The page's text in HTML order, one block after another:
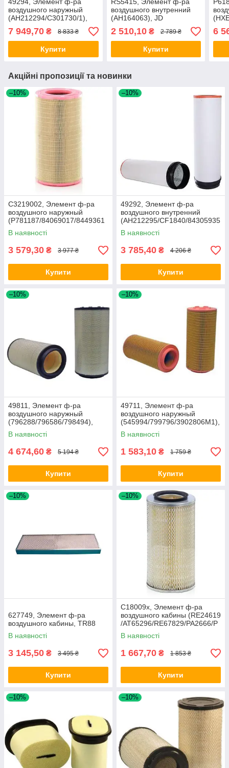
49294, Элемент ф-ра
воздушного наружный
(AH212294/C301730/1),
JD9760/9880, Torum 740
7 949,70 ₴ 8 833 ₴
Купити
RS5415, Элемент ф-ра
воздушного внутренний
(AH164063), JD
T550/660/670, 9650-9760
2 510,10₴ 2 789 ₴
Купити
6
Акційні пропозиції та новинки
–10%
C3219002, Элемент ф-ра
воздушного наружный
(P781187/84069017/8449361
2), MF7278/CX8080
В наявності
3 579,30 ₴ 3 977 ₴
Купити
–10%
49292, Элемент ф-ра
воздушного внутренний
(AH212295/CF1840/84305935
), JD9760/9880, Torum 740
В наявності
3 785,40 ₴ 4 206 ₴
Купити
–10%
49811, Элемент ф-ра
воздушного наружный
(796288/796586/798494),
Lex440/460/540/560/570,
Xer3300
В наявності
4 674,60 ₴ 5 194 ₴
Купити
–10%
49711, Элемент ф-ра
воздушного наружный
(545994/799796/3902806M1),
Claas
В наявності
1 583,10 ₴ 1 759 ₴
Купити
–10%
627749, Элемент ф-ра
воздушного кабины, TR88
В наявності
3 145,50 ₴ 3 495 ₴
Купити
–10%
C18009x, Элемент ф-ра
воздушного кабины (RE24619
/AT65296/RE67829/PA2666/P
181163), JD
В наявності
1 667,70 ₴ 1 853 ₴
Купити
–10% –10%